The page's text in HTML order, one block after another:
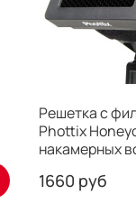
Решетка с
Phottix
накамерных
1660 руб